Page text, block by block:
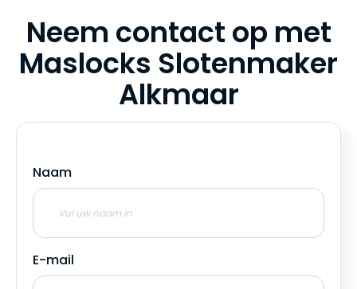
Neem contact op met
Maslocks Slotenmaker
Alkmaar
Naam
E-mail